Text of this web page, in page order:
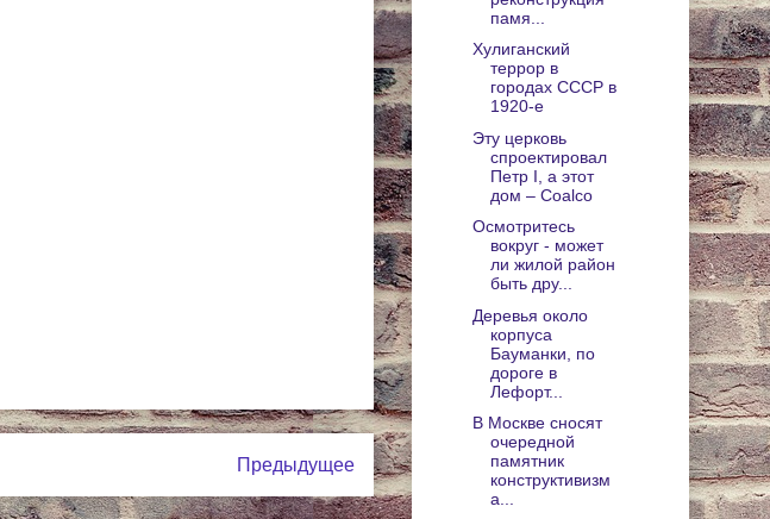
Предыдущее
памя...
Хулиганский
террор в
городах СССР в
1920-е
Эту церковь
спроектировал
Петр I, а этот
дом – Coalco
Осмотритесь
вокруг - может
ли жилой район
быть дру...
Деревья около
корпуса
Бауманки, по
дороге в
Лефорт...
В Москве сносят
очередной
памятник
конструктивизм
а...